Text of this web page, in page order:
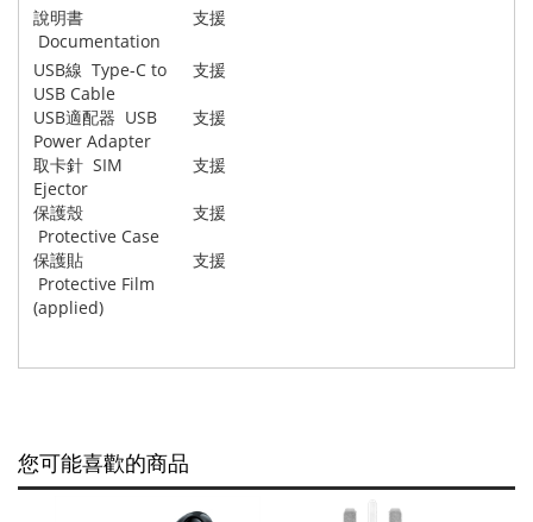
說明書
Documentation
支援
USB線 Type-C to
USB Cable
支援
USB適配器 USB
Power Adapter
支援
取卡針 SIM
Ejector
支援
保護殼
Protective Case
支援
保護貼
Protective Film
(applied)
支援
您可能喜歡的商品